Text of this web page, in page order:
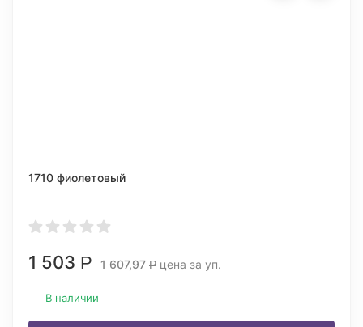
1710 фиолетовый
1 503 Р 1 607,97Р цена за уп.
В наличии